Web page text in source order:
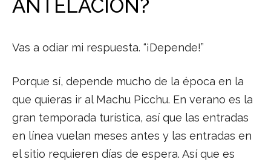
ANTELACIÓN?
Vas a odiar mi respuesta. “¡Depende!”
Porque sí, depende mucho de la época en la
que quieras ir al Machu Picchu. En verano es la
gran temporada turística, así que las entradas
en línea vuelan meses antes y las entradas en
el sitio requieren días de espera. Así que es